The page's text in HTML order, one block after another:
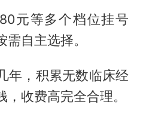
元等多个档位挂号
自主选择。
年，积累无数临床经
收费高完全合理。